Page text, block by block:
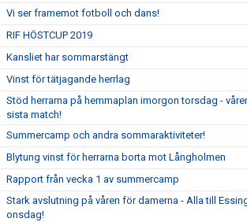
Vi ser framemot fotboll och dans!
RIF HÖSTCUP 2019
Kansliet har sommarstängt
Vinst för tätjagande herrlag
Stöd herrarna på hemmaplan imorgon torsdag -
sista match!
Summercamp och andra sommaraktiviteter!
Blytung vinst för herrarna borta mot Långholmen
Rapport från vecka 1 av summercamp
Stark avslutning på våren för damerna - Alla till
onsdag!